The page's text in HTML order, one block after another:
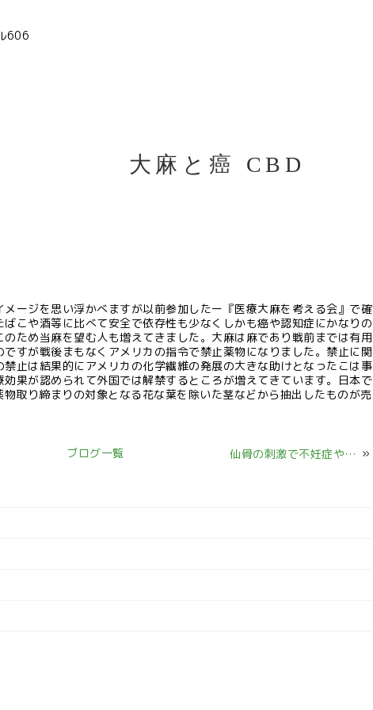
606
大麻と癌 CBD
ージを思い浮かべますが以前参加したー『医療大麻を考える会』で確
こや酒等に比べて安全で依存性も少なくしかも癌や認知症にかなりの
ため当麻を望む人も増えてきました。大麻は麻であり戦前までは有用
すが戦後まもなくアメリカの指令で禁止薬物になりました。禁止に関
止は結果的にアメリカの化学繊維の発展の大きな助けとなったこは事
果が認められて外国では解禁するところが増えてきています。日本で
取り締まりの対象となる花な葉を除いた茎などから抽出したものが売
ブログ一覧 仙骨の刺激で不妊症や不眠症が »